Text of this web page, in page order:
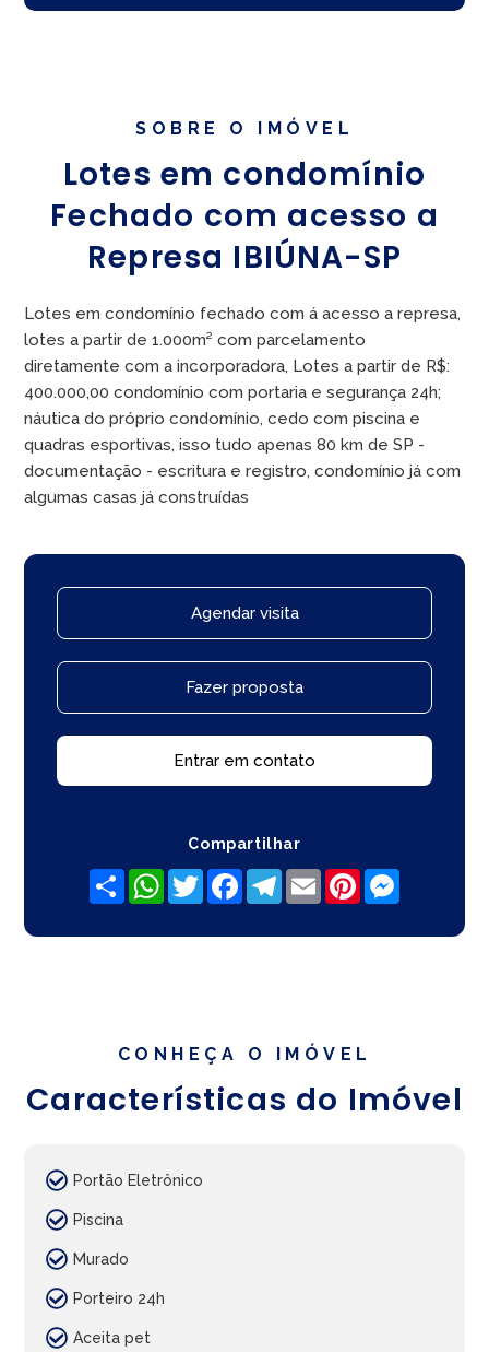
SOBRE O IMÓVEL
Lotes em condomínio
Fechado com acesso a
Represa IBIÚNA-SP
Lotes em condomínio fechado com á acesso a represa,
lotes a partir de 1.000m² com parcelamento
diretamente com a incorporadora, Lotes a partir de R$:
400.000,00 condomínio com portaria e segurança 24h;
náutica do próprio condomínio, cedo com piscina e
quadras esportivas, isso tudo apenas 80 km de SP -
documentação - escritura e registro, condomínio já com
algumas casas já construídas
Agendar visita
Fazer proposta
Entrar em contato
Compartilhar
Share WhatsApp
TwitterFacebookTelegram
Email Pinterest
CONHEÇA O IMÓVEL
Características do Imóvel
Portão Eletrônico
Piscina
Murado
Porteiro 24h
Aceita pet